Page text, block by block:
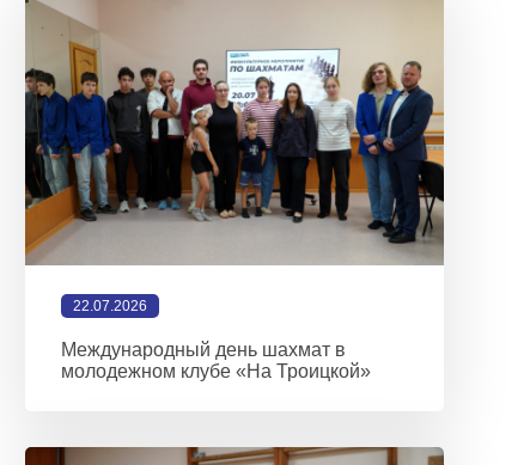
22.07.2026
Международный день шахмат в
молодежном клубе «На Троицкой»